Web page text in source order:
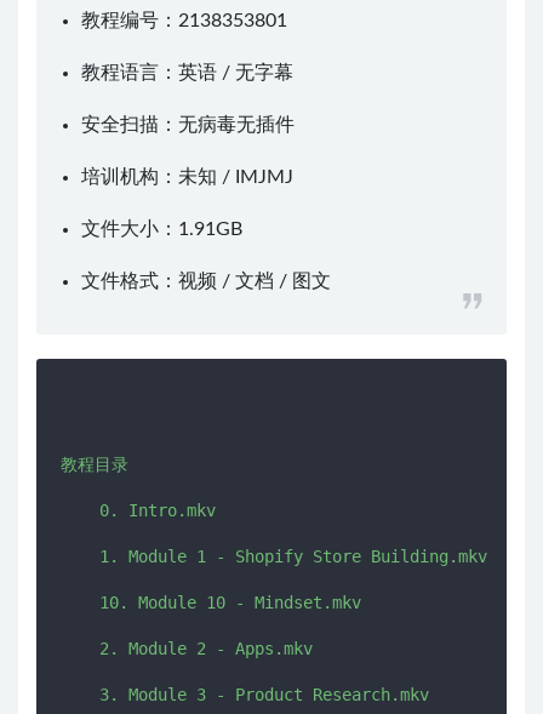
教程编号：2138353801
教程语言：英语 / 无字幕
安全扫描：无病毒无插件
培训机构：未知 / IMJMJ
文件大小：1.91GB
文件格式：视频 / 文档 / 图文
教程目录
    0. Intro.mkv
    1. Module 1 - Shopify Store Building.mkv
    10. Module 10 - Mindset.mkv
    2. Module 2 - Apps.mkv
    3. Module 3 - Product Research.mkv